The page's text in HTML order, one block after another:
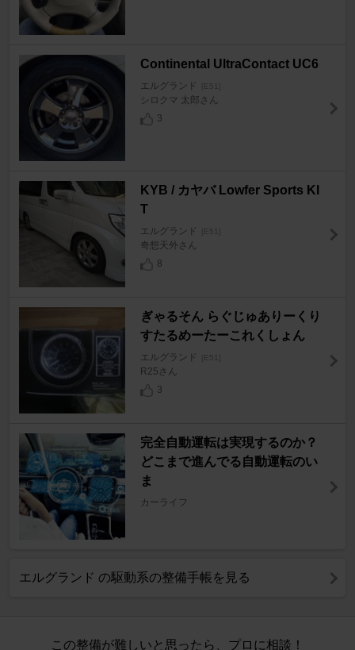
Continental UltraContact UC6
エルグランド [E51]
シロクマ 太郎さん
3
KYB / カヤバ Lowfer Sports KI
T
エルグランド [E51]
奇想天外さん
8
ぎゃるそん らぐじゅありーくり
すたるめーたーこれくしょん
エルグランド [E51]
R25さん
3
完全自動運転は実現するのか？
どこまで進んでる自動運転のい
ま
カーライフ
エルグランド の駆動系の整備手帳を見る
この整備が難しいと思ったら、プロに相談！